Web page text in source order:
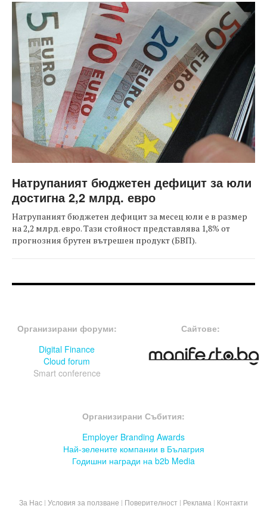
Натрупаният бюджетен дефицит за юли
достигна 2,2 млрд. евро
Натрупаният бюджетен дефицит за месец юли е в размер
на 2,2 млрд. евро. Тази стойност представлява 1,8% от
прогнозния брутен вътрешен продукт (БВП).
Организирани форуми:
Digital Finance
Cloud forum
Smart conference
Сайтове:
Организирани Събития:
Employer Branding Awards
Най-зелените компании в Бълагрия
Годишни награди на b2b Media
За Нас | Условия за ползване | Поверителност | Реклама | Контакти